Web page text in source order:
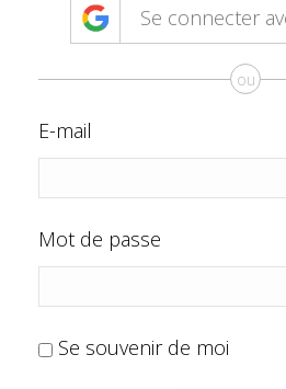
Se connecter
ou
E-mail
Mot de passe
Se souvenir de moi